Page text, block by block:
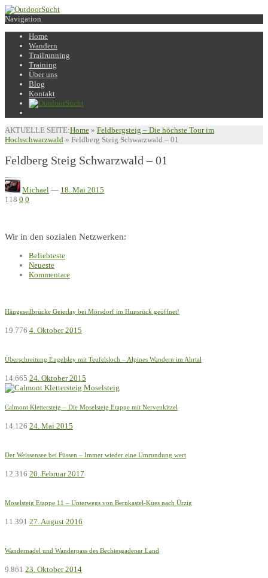
Navigation
Home
Wandern
Trailrunning
Training
Über uns
Blog
Kontakt
AKTUELLE SEITE:Home » Feldbergsteig – Die höchste Tour im
Hochschwarzwald » Feldberg Steig Schwarzwald – 01
Feldberg Steig Schwarzwald – 01
Michael — 18. Mai 2015
118 0 0
Wir in den sozialen Netzwerken:
Beliebteste
Neueste
Kommentare
Hängeseilbrücke Geierlay bei Mörsdorf im Hunsrück geöffnet!
19.776 4. Oktober 2015
Überschreitung Engelsley mit Teufelsloch – Alpines Wandern im Ahrtal
14.665 24. Oktober 2015
Calmont Klettersteig – Die Moselsteig Etappe mit Nervenkitzel
14.126 24. Mai 2015
Der Weissensee bei Füssen – Immer wieder eine Umrundung wert
12.316 20. Februar 2017
Moselsteig Etappe 11 – Unterwegs von Bernkastel-Kues nach Ürzig
11.391 27. August 2016
Wandernadel und Wanderpass des Bechtesgadener Land
9.861 23. Oktober 2014